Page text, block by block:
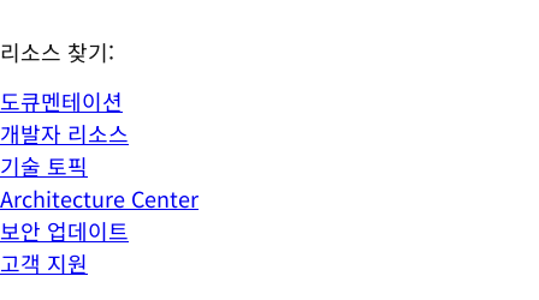
리소스 찾기:
도큐멘테이션
개발자 리소스
기술 토픽
Architecture Center
보안 업데이트
고객 지원